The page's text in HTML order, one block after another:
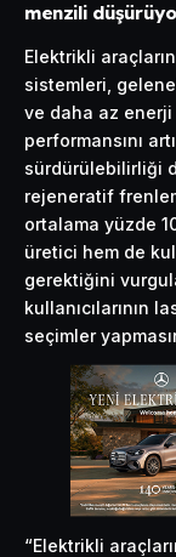
menzili
Elektrikli
sistemleri,
ve daha az enerji
performansını
sürdürülebilirliği
rejeneratif
ortalama yüzde
üretici hem de
gerektiğini
kullanıcılarının
seçimler
“Elektrikli